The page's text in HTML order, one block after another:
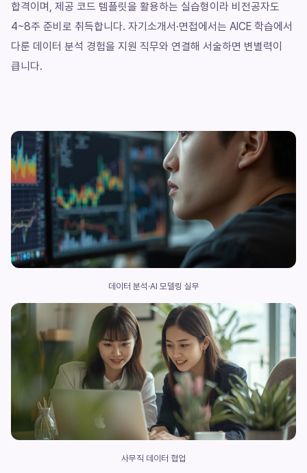
합격이며, 제공 코드 템플릿을 활용하는 실습형이라 비전공자도
4~8주 준비로 취득합니다. 자기소개서·면접에서는 AICE 학습에서
다룬 데이터 분석 경험을 지원 직무와 연결해 서술하면 변별력이
큽니다.
데이터 분석·AI 모델링 실무
사무직 데이터 협업